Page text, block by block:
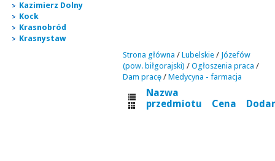
Kazimierz Dolny
Kock
Krasnobród
Krasnystaw
Strona główna / Lubelskie / Józefów
(pow. biłgorajski) / Ogłoszenia praca /
Dam pracę / Medycyna - farmacja
Nazwa
przedmiotu
Cena